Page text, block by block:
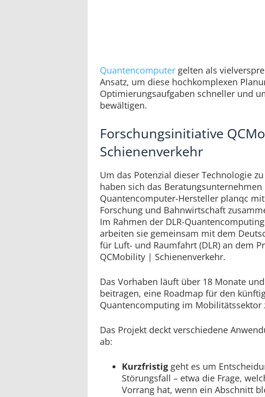
Quantencomputer gelten als
Ansatz, um diese hochkomplexen
Optimierungsaufgaben schneller und
bewältigen.
Forschungsinitiative
Schienenverkehr
Um das Potenzial dieser Technologie
haben sich das
Quantencomputer-Hersteller planqc
Forschung und Bahnwirtschaft
Im Rahmen der DLR-
arbeiten sie gemeinsam mit dem
für Luft- und Raumfahrt (DLR) an dem
QCMobility | Schienenverkehr.
Das Vorhaben läuft über 18 Monate
beitragen, eine Roadmap für den
Quantencomputing im Mobilitätssektor
Das Projekt deckt verschiedene
ab:
Kurzfristig geht es um
Störungsfall – etwa die Frage,
Vorrang hat, wenn ein Abschnitt